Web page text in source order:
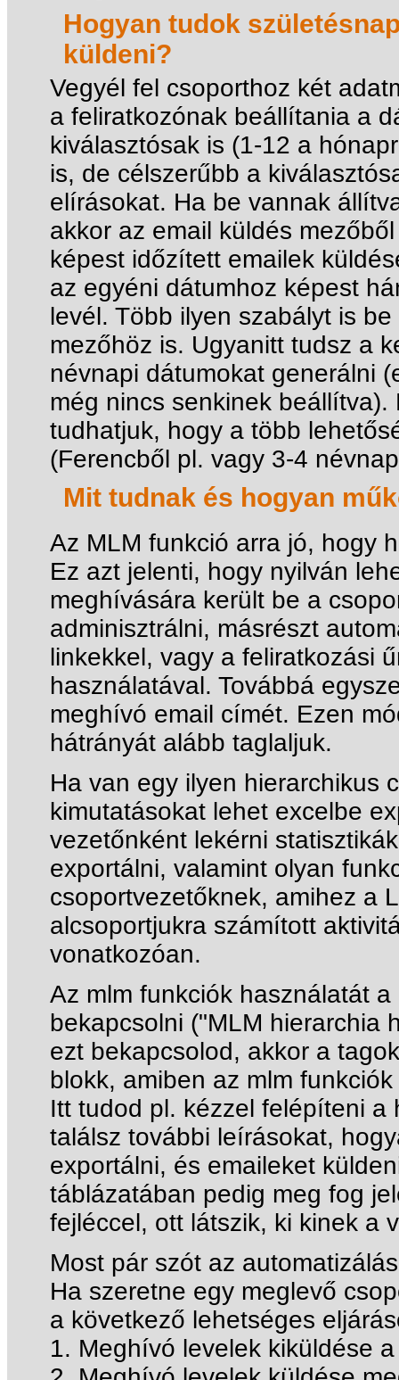
Hogyan tudok
küldeni?
Vegyél fel csoporthoz két
a feliratkozónak beállítania a
kiválasztósak is (1-12 a
is, de célszerűbb a
elírásokat. Ha be vannak
akkor az email küldés
képest időzített emailek
az egyéni dátumhoz képest
levél. Több ilyen szabályt is
mezőhöz is. Ugyanitt tudsz a
névnapi dátumokat generálni
még nincs senkinek
tudhatjuk, hogy a több
(Ferencből pl. vagy 3-4
Mit tudnak és hogyan
Az MLM funkció arra jó, hogy
Ez azt jelenti, hogy nyilván
meghívására került be a
adminisztrálni, másrészt
linkekkel, vagy a feliratkozási
használatával. Továbbá
meghívó email címét. Ezen
hátrányát alább taglaljuk.
Ha van egy ilyen hierarchikus
kimutatásokat lehet excelbe
vezetőnként lekérni
exportálni, valamint olyan
csoportvezetőknek, amihez a
alcsoportjukra számított
vonatkozóan.
Az mlm funkciók használatát
bekapcsolni ("MLM hierarchia
ezt bekapcsolod, akkor a
blokk, amiben az mlm
Itt tudod pl. kézzel felépíteni a
találsz további leírásokat,
exportálni, és emaileket
táblázatában pedig meg fog
fejléccel, ott látszik, ki kinek a
Most pár szót az
Ha szeretne egy meglevő
a következő lehetséges
1. Meghívó levelek kiküldése